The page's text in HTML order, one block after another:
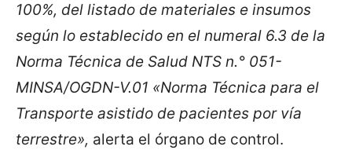
100%, del listado de materiales e insumos
según lo establecido en el numeral 6.3 de la
Norma Técnica de Salud NTS n.° 051-
MINSA/OGDN-V.01 «Norma Técnica para el
Transporte asistido de pacientes por vía
terrestre», alerta el órgano de control.